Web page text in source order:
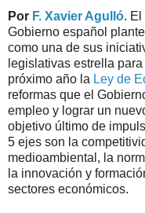
Por F. Xavier Agulló. El
Gobierno español
como una de sus
legislativas estrella para
próximo año la Ley de
reformas que el
empleo y lograr un
objetivo último de
5 ejes son la
medioambiental, la
la innovación y
sectores económicos.